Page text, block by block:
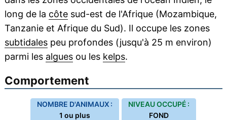
long de la côtesud-est de l'Afrique (Mozambique,
Tanzanie et Afrique du Sud). Il occupe les zones
subtidalespeu profondes (jusqu'à 25 m environ)
parmi les alguesou les kelps.
Comportement
NOMBRE D'ANIMAUX :
1 ou plus
NIVEAU OCCUPÉ :
FOND